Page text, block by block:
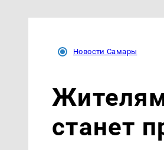
Новости Самары
станет